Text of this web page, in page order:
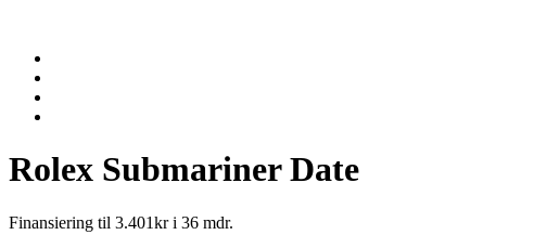
Rolex Submariner Date
Finansiering til 3.401kr i 36 mdr.